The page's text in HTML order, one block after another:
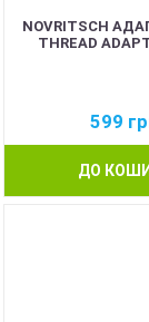
NOVRITSCH
THREAD
599
ДО